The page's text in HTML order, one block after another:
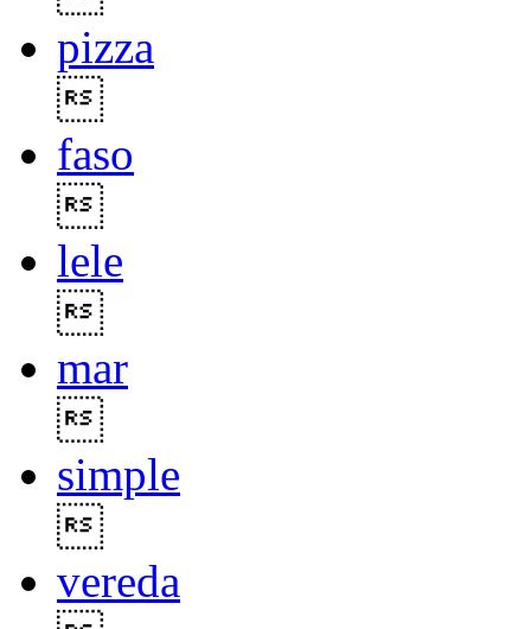
pizza
faso
lele
mar
simple
vereda